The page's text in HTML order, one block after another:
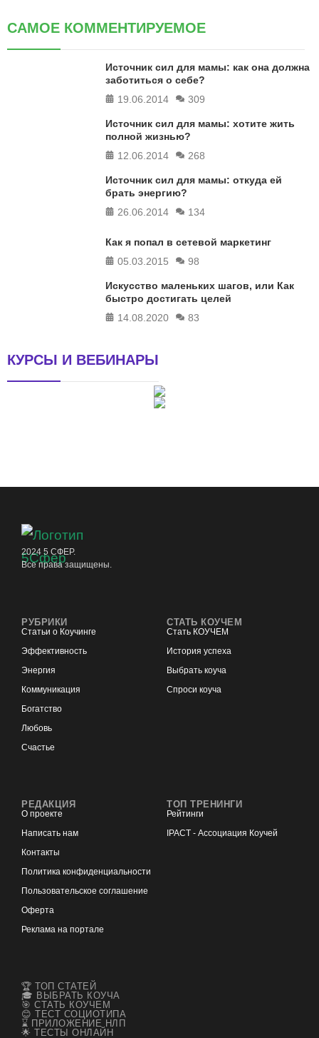
САМОЕ КОММЕНТИРУЕМОЕ
Источник сил для мамы: как она должна
заботиться о себе?
19.06.2014
309
Источник сил для мамы: хотите жить
полной жизнью?
12.06.2014
268
Источник сил для мамы: откуда ей
брать энергию?
26.06.2014
134
Как я попал в сетевой маркетинг
05.03.2015
98
Искусство маленьких шагов, или Как
быстро достигать целей
14.08.2020
83
КУРСЫ И ВЕБИНАРЫ
2024 5 СФЕР.
Все права защищены.
РУБРИКИ
Статьи о Коучинге
Эффективность
Энергия
Коммуникация
Богатство
Любовь
Счастье
СТАТЬ КОУЧЕМ
Стать КОУЧЕМ
История успеха
Выбрать коуча
Спроси коуча
РЕДАКЦИЯ
О проекте
Написать нам
Контакты
Политика конфиденциальности
Пользовательское соглашение
Оферта
Реклама на портале
ТОП ТРЕНИНГИ
Рейтинги
IPACT - Ассоциация Коучей
🏆 ТОП СТАТЕЙ
🎓 ВЫБРАТЬ КОУЧА
🎯 СТАТЬ КОУЧЕМ
😊 ТЕСТ СОЦИОТИПА
⌛ ПРИЛОЖЕНИЕ НЛП
🌟 ТЕСТЫ ОНЛАЙН